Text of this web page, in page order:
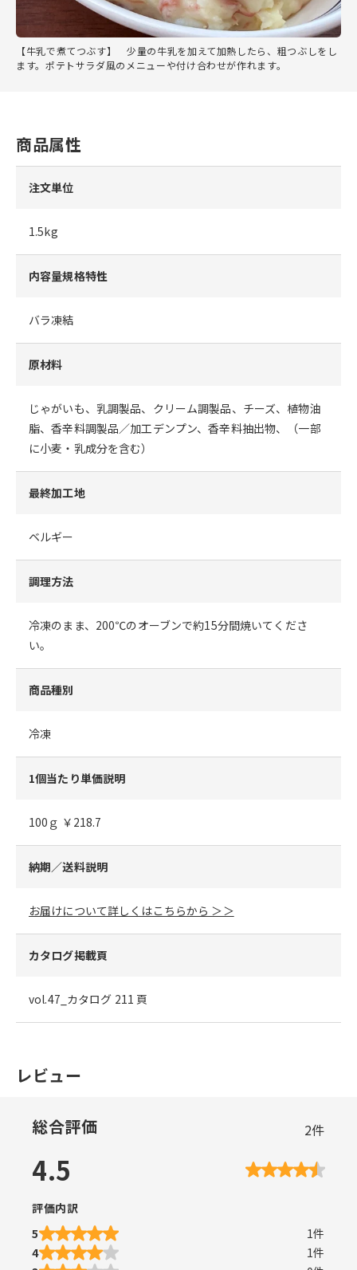
【牛乳で煮てつぶす】 少量の牛乳を加えて加熱したら、粗つぶしをし
ます。ポテトサラダ風のメニューや付け合わせが作れます。
商品属性
注文単位
1.5kg
内容量規格特性
バラ凍結
原材料
じゃがいも、乳調製品、クリーム調製品、チーズ、植物油
脂、香辛料調製品／加工デンプン、香辛料抽出物、（一部
に小麦・乳成分を含む）
最終加工地
ベルギー
調理方法
冷凍のまま、200℃のオーブンで約15分間焼いてくださ
い。
商品種別
冷凍
1個当たり単価説明
100ｇ ￥218.7
納期／送料説明
お届けについて詳しくはこちらから ＞＞
カタログ掲載頁
vol.47_カタログ 211 頁
レビュー
総合評価 2件
4.5
評価内訳
5
1件
4
1件